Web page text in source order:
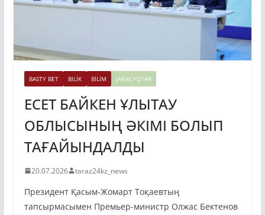
BASTY BET BILİK BİLİM JAŃALYQTAR
ЕСЕТ БАЙКЕН ҰЛЫТАУ
ОБЛЫСЫНЫҢ ӘКІМІ БОЛЫП
ТАҒАЙЫНДАЛДЫ
20.07.2026 taraz24kz_news
Президент Қасым-Жомарт Тоқаевтың
тапсырмасымен Премьер-министр Олжас Бектенов